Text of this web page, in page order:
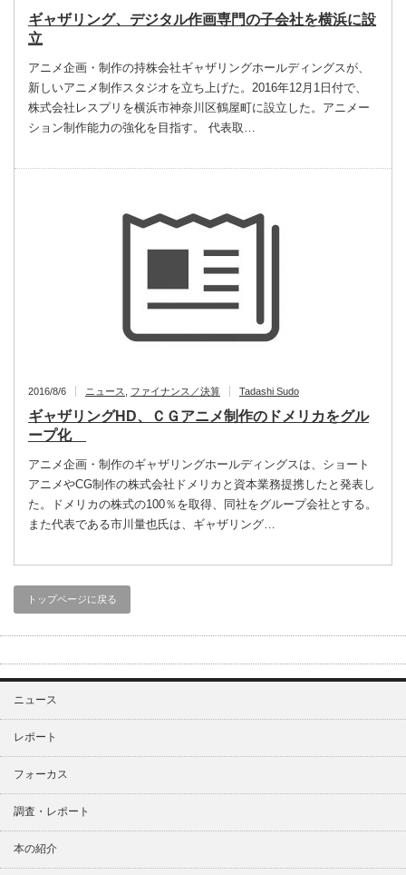
ギャザリング、デジタル作画専門の子会社を横浜に設
立
アニメ企画・制作の持株会社ギャザリングホールディングスが、
新しいアニメ制作スタジオを立ち上げた。2016年12月1日付で、
株式会社レスプリを横浜市神奈川区鶴屋町に設立した。アニメー
ション制作能力の強化を目指す。 代表取…
2016/8/6 ニュース ファイナンス／決算 Tadashi Sudo
ギャザリングHD、ＣＧアニメ制作のドメリカをグル
ープ化
アニメ企画・制作のギャザリングホールディングスは、ショート
アニメやCG制作の株式会社ドメリカと資本業務提携したと発表し
た。ドメリカの株式の100％を取得、同社をグループ会社とする。
また代表である市川量也氏は、ギャザリング…
トップページに戻る
ニュース
レポート
フォーカス
調査・レポート
本の紹介